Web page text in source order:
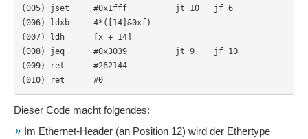
(005) jset     #0x1fff          jt 10   jf 6
(006) ldxb     4*([14]&0xf)
(007) ldh      [x + 14]
(008) jeq      #0x3039          jt 9    jf 10
(009) ret      #262144
(010) ret      #0
Dieser Code macht folgendes:
Im Ethernet-Header (an Position 12) wird der Ethertype